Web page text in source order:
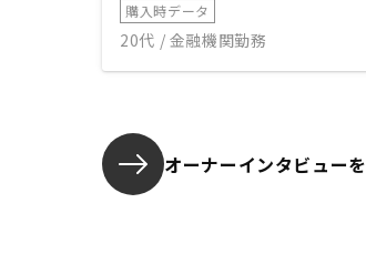
購入時データ
20代 / 金融機関勤務
オーナーインタビューを